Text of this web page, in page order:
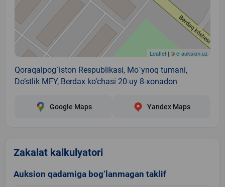
Leaflet | ©e-auksion.uz
Qoraqalpog`iston Respublikasi, Mo`ynoq tumani,
Do‘stlik MFY, Berdax ko‘chasi 20-uy 8-xonadon
Google Maps Yandex Maps
Zakalat kalkulyatori
Auksion qadamiga bog‘lanmagan taklif